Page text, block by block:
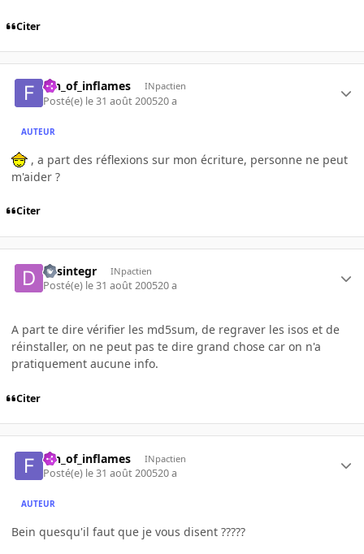
Citer
fan_of_inflames INpactien
Posté(e) le 31 août 200520 a
AUTEUR
, a part des réflexions sur mon écriture, personne ne peut
m'aider ?
Citer
desintegr INpactien
Posté(e) le 31 août 200520 a
A part te dire vérifier les md5sum, de regraver les isos et de
réinstaller, on ne peut pas te dire grand chose car on n'a
pratiquement aucune info.
Citer
fan_of_inflames INpactien
Posté(e) le 31 août 200520 a
AUTEUR
Bein quesqu'il faut que je vous disent ?????